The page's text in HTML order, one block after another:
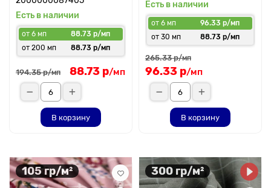
Есть в наличии
от 6 мп
88.73 р/мп
от 200 мп
88.73 р/мп
194.35 р/мп 88.73 р/мп
В корзину
Есть в наличии
от 6 мп
96.33 р/мп
от 30 мп
88.73 р/мп
265.33 р/мп
96.33 р/мп
В корзину
105 гр/м² 300 гр/м²